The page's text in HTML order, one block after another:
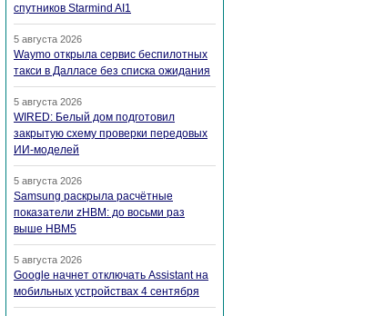
спутников Starmind AI1
5 августа 2026
Waymo открыла сервис беспилотных
такси в Далласе без списка ожидания
5 августа 2026
WIRED: Белый дом подготовил
закрытую схему проверки передовых
ИИ-моделей
5 августа 2026
Samsung раскрыла расчётные
показатели zHBM: до восьми раз
выше HBM5
5 августа 2026
Google начнет отключать Assistant на
мобильных устройствах 4 сентября